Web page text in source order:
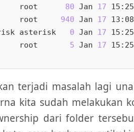
root 80 Jan 17
root 940 Jan 17
asterisk 0 Jan 17
root 5 Jan 17
terjadi masalah lagi
kita sudah melakukan
dari folder